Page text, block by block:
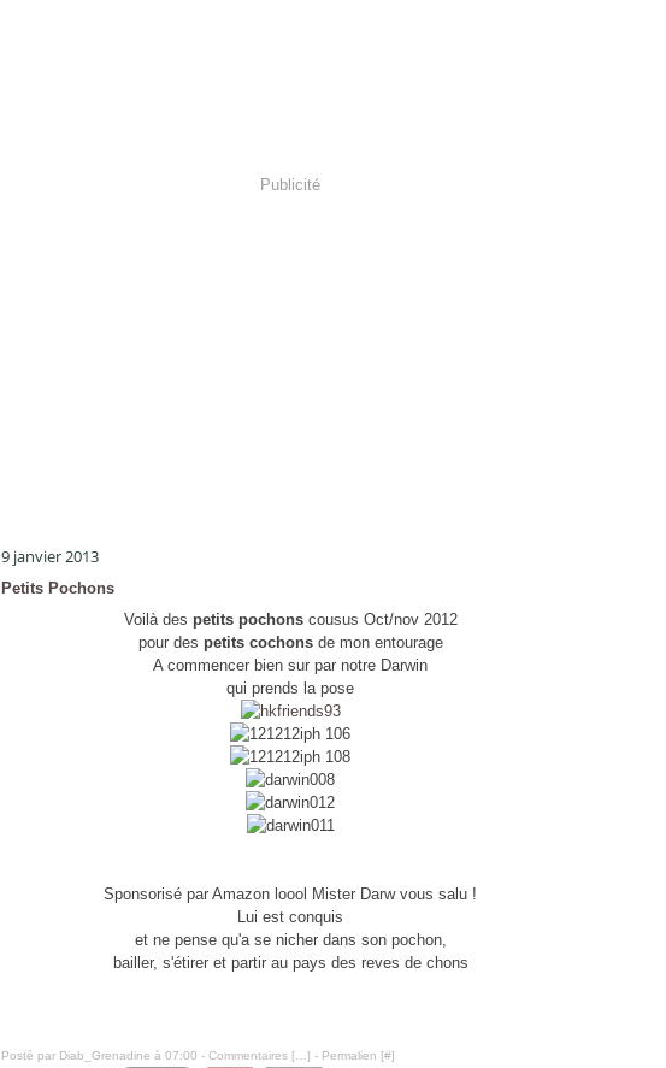
Publicité
9 janvier 2013
Petits Pochons
Voilà des petits pochonscousus Oct/nov 2012
pour des petits cochonsde mon entourage
A commencer bien sur par notre Darwin
qui prends la pose
Sponsorisé par Amazon loool Mister Darw vous salu !
Lui est conquis
et ne pense qu'a se nicher dans son pochon,
bailler, s'étirer et partir au pays des reves de chons
Posté par Diab_Grenadine à 07:00 - Commentaires [ ] - Permalien [#]